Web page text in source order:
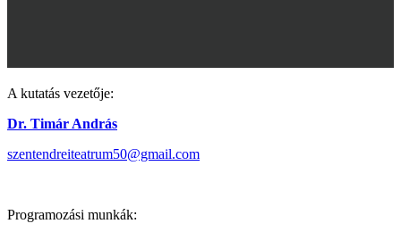
A kutatás vezetője:
Dr. Timár András
szentendreiteatrum50@gmail.com
Programozási munkák: